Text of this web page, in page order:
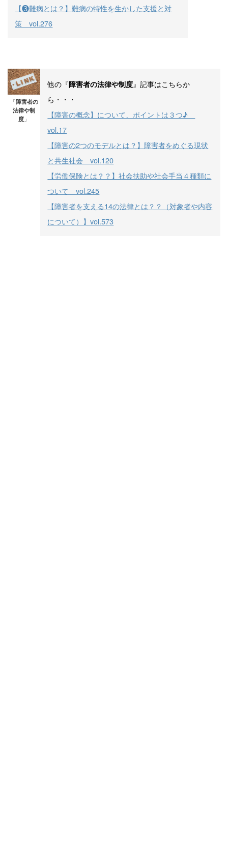
【❸難病とは？】難病の特性を生かした支援と対
策 vol.276
「障害者の
法律や制
度 」
他の『障害者の法律や制度』記事はこちらか
ら・・・
【障害の概念】について、ポイントは３つ♪
vol.17
【障害の2つのモデルとは？】障害者をめぐる現状
と共生社会 vol.120
【労働保険とは？？】社会扶助や社会手当４種類に
ついて vol.245
【障害者を支える14の法律とは？？（対象者や内容
について）】vol.573